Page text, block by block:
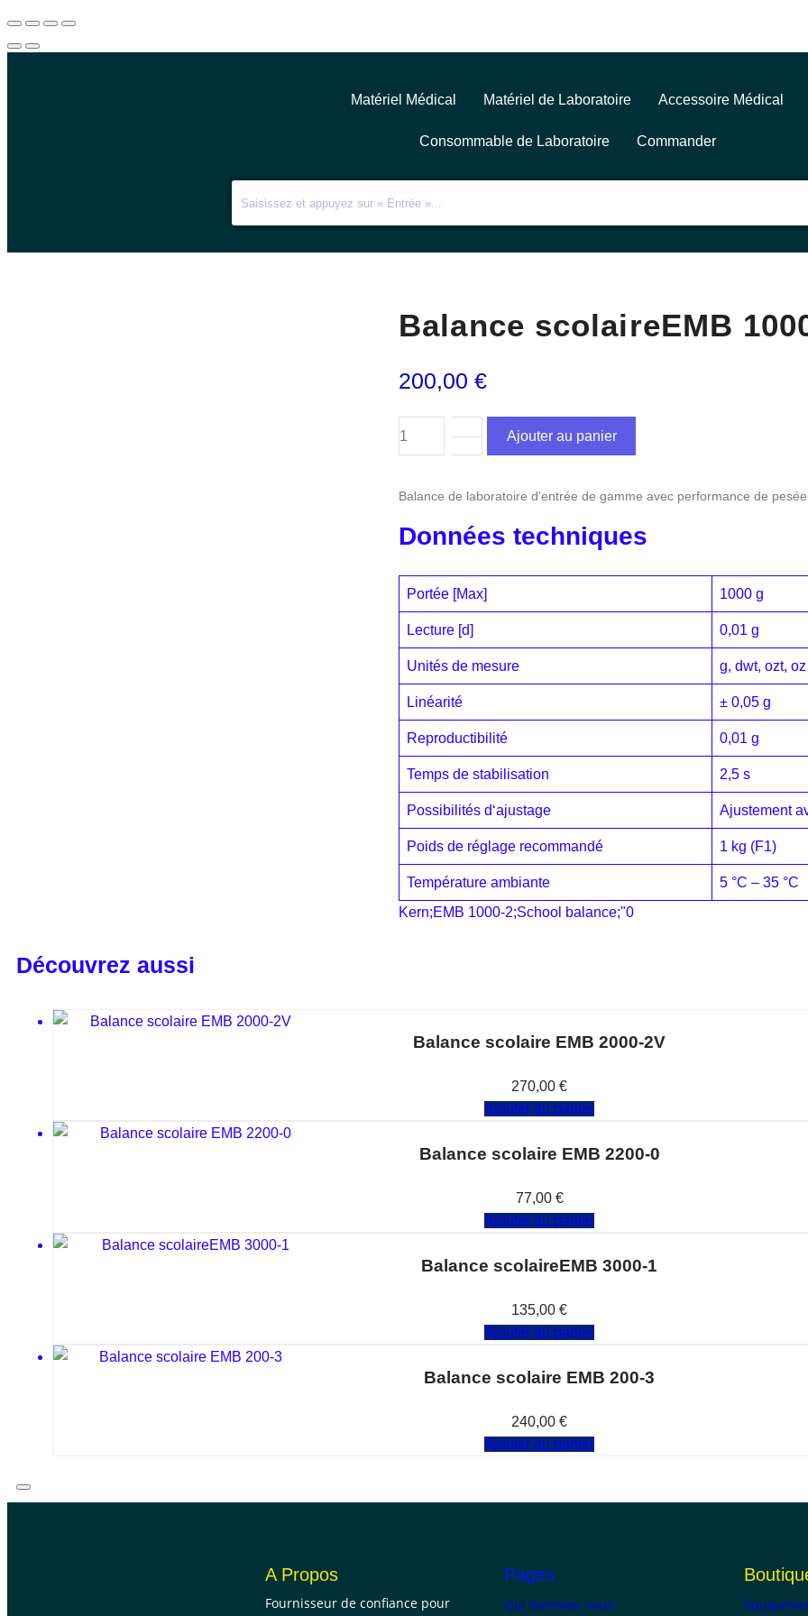
Matériel Médical Matériel de Laboratoire Accessoire Médical
Consommable de Laboratoire Commander
Balance scolaireEMB
200,00€
Ajouter au panier
Balance de laboratoire d’entrée de gamme avec performance de
Données techniques
Portée [Max] 1000 g
Lecture [d] 0,01 g
Unités de mesure g, dwt, ozt, oz
Linéarité ± 0,05 g
Reproductibilité 0,01 g
Temps de stabilisation 2,5 s
Possibilités d‘ajustage Ajustement
Poids de réglage recommandé 1 kg (F1)
Température ambiante
5 °C – 35 °C
Kern;EMB 1000-2;School balance;"0
Découvrez aussi
Balance scolaire EMB 2000-2V
270,00 €
Ajouter au panier
Balance scolaire EMB 2200-0
77,00 €
Ajouter au panier
Balance scolaireEMB 3000-1
135,00 €
Ajouter au panier
Balance scolaire EMB 200-3
240,00 €
Ajouter au panier
A Propos
Fournisseur de confiance pour
Pages
Qui Sommes nous